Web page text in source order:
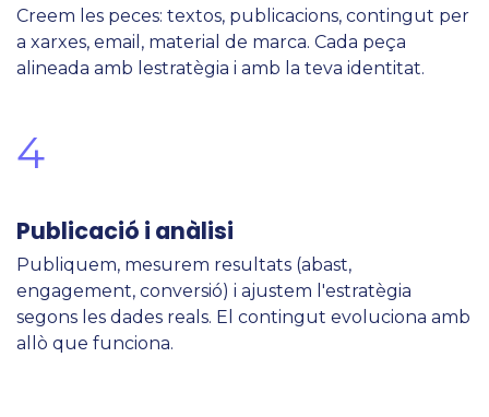
Creem les peces: textos, publicacions, contingut per
a xarxes, email, material de marca. Cada peça
alineada amb lestratègia i amb la teva identitat.
4
Publicació i anàlisi
Publiquem, mesurem resultats (abast,
engagement, conversió) i ajustem l'estratègia
segons les dades reals. El contingut evoluciona amb
allò que funciona.